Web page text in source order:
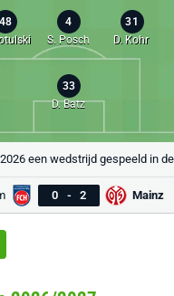
33
D. Batz
48
4
S. Posch
31
D. Kohr
een wedstrijd gespeeld in
0 - 2 Mainz